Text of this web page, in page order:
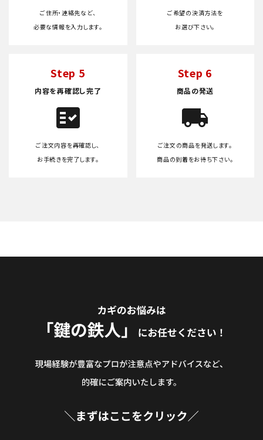
ご住所・連絡先など、
必要な情報を入力します。
ご希望の決済方法を
お選び下さい。
Step 5
内容を再確認し完了
fact_check
ご注文内容を再確認し、
お手続きを完了します。
Step 6
商品の発送
local_shipping
ご注文の商品を発送します。
商品の到着をお待ち下さい。